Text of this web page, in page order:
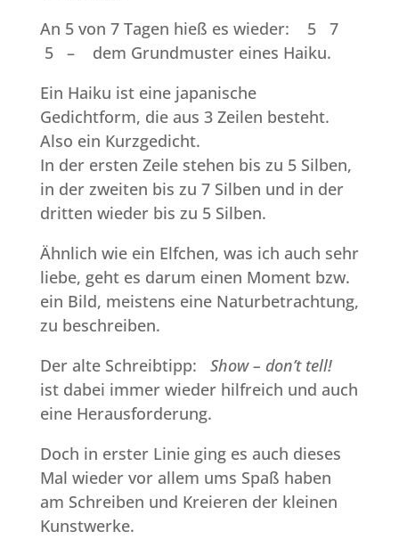
An 5 von 7 Tagen hieß es wieder: 5 7
5 – dem Grundmuster eines Haiku.
Ein Haiku ist eine japanische
Gedichtform, die aus 3 Zeilen besteht.
Also ein Kurzgedicht.
In der ersten Zeile stehen bis zu 5 Silben,
in der zweiten bis zu 7 Silben und in der
dritten wieder bis zu 5 Silben.
Ähnlich wie ein Elfchen, was ich auch sehr
liebe, geht es darum einen Moment bzw.
ein Bild, meistens eine Naturbetrachtung,
zu beschreiben.
Der alte Schreibtipp: Show – don’t tell!
ist dabei immer wieder hilfreich und auch
eine Herausforderung.
Doch in erster Linie ging es auch dieses
Mal wieder vor allem ums Spaß haben
am Schreiben und Kreieren der kleinen
Kunstwerke.